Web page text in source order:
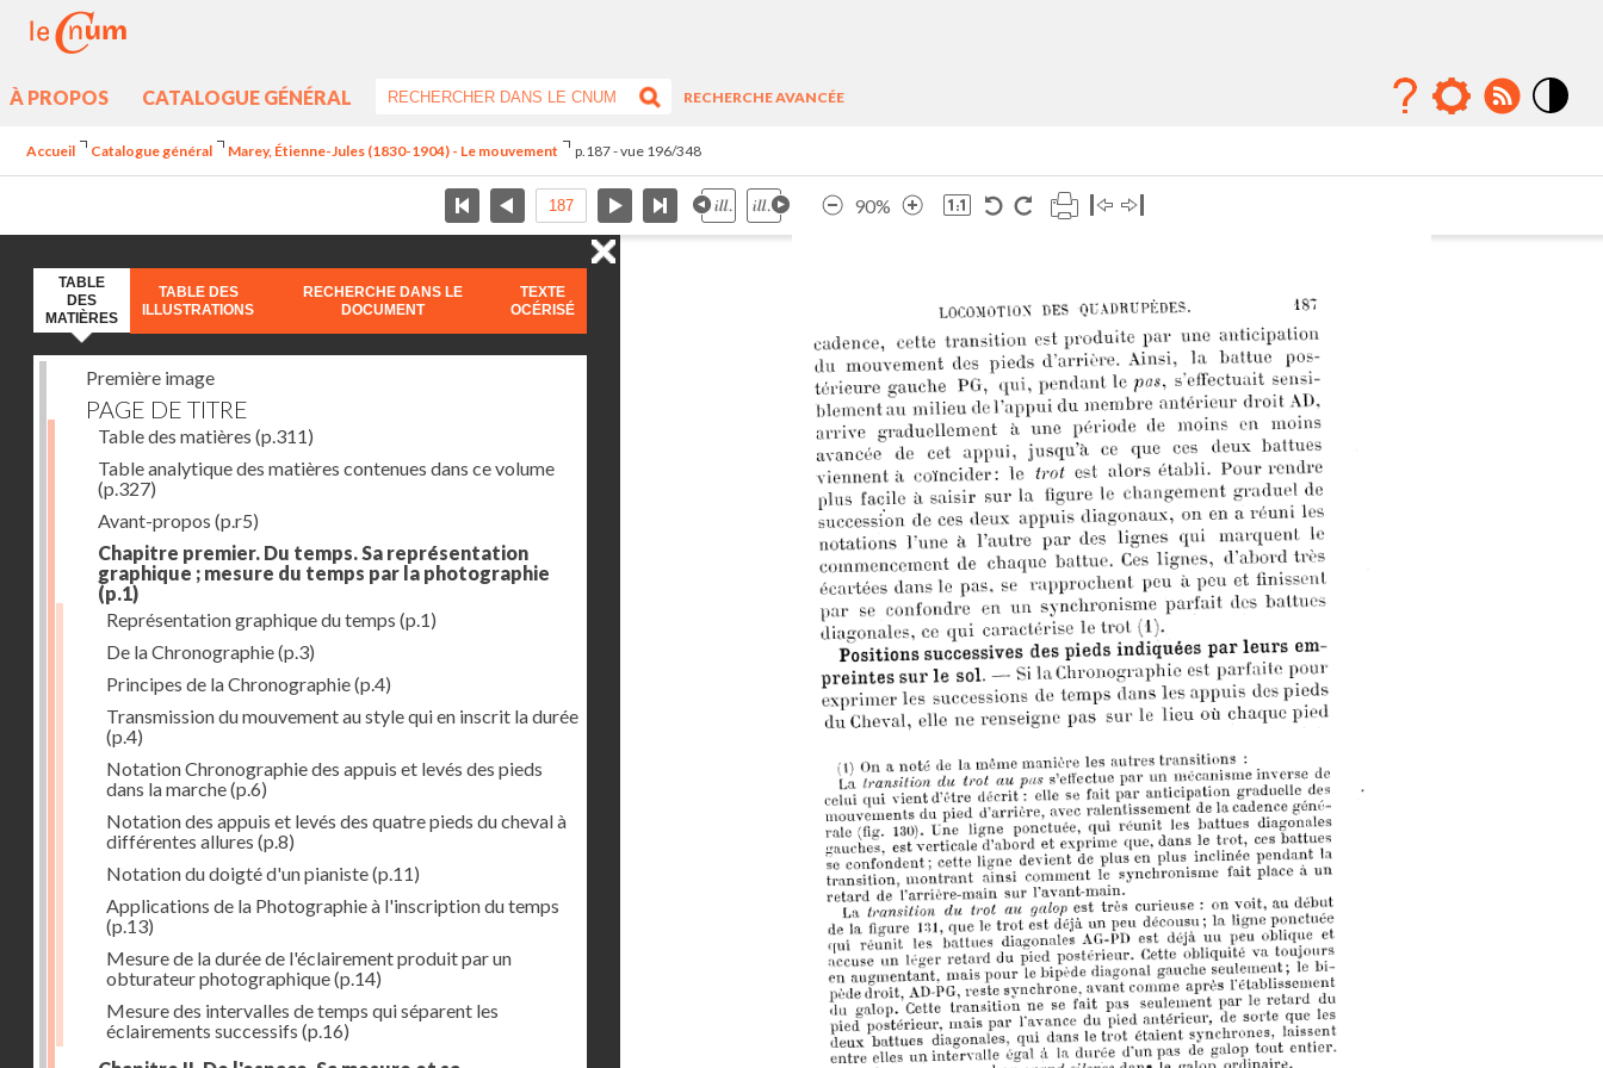
À PROPOS CATALOGUE GÉNÉRAL
RECHERCHE AVANCÉE
Accueil Catalogue général Marey, Étienne-Jules (1830-1904) - Le mouvement p.187 - vue 196/348
90%
TABLE
DES
MATIÈRES
TABLE DES
ILLUSTRATIONS
RECHERCHE DANS LE
DOCUMENT
TEXTE
OCÉRISÉ
Première image
PAGE DE TITRE
Table des matières (p.311)
Table analytique des matières contenues dans ce volume
(p.327)
Avant-propos (p.r5)
Chapitre premier. Du temps. Sa représentation
graphique ; mesure du temps par la photographie
(p.1)
Représentation graphique du temps (p.1)
De la Chronographie(p.3)
Principes de la Chronographie(p.4)
Transmission du mouvement au style qui en inscrit la durée
(p.4)
Notation Chronographie des appuis et levés des pieds
dans la marche(p.6)
Notation des appuis et levés des quatre pieds du cheval à
différentes allures (p.8)
Notation du doigté d'un pianiste(p.11)
Applications de la Photographie à l'inscription du temps
(p.13)
Mesure de la durée de l'éclairement produit par un
obturateur photographique(p.14)
Mesure des intervalles de temps qui séparent les
éclairements successifs (p.16)